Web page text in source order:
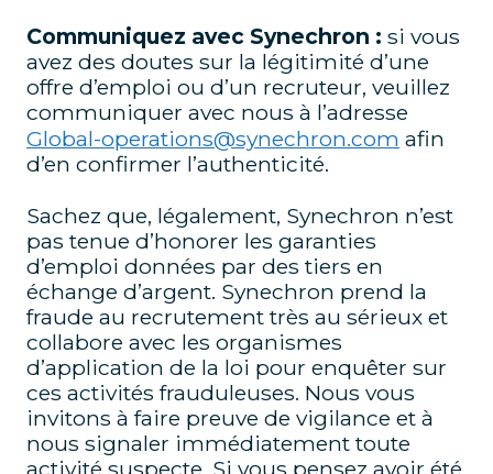
Communiquez avec Synechron : si vous
avez des doutes sur la légitimité d’une
offre d’emploi ou d’un recruteur, veuillez
communiquer avec nous à l’adresse
Global-operations@synechron.com afin
d’en confirmer l’authenticité.
Sachez que, légalement, Synechron n’est
pas tenue d’honorer les garanties
d’emploi données par des tiers en
échange d’argent. Synechron prend la
fraude au recrutement très au sérieux et
collabore avec les organismes
d’application de la loi pour enquêter sur
ces activités frauduleuses. Nous vous
invitons à faire preuve de vigilance et à
nous signaler immédiatement toute
activité suspecte. Si vous pensez avoir été